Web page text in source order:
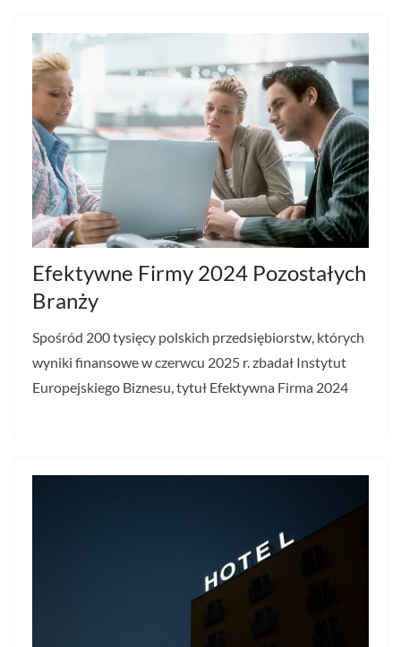
Efektywne Firmy 2024 Pozostałych
Branży
Spośród 200 tysięcy polskich przedsiębiorstw, których
wyniki finansowe w czerwcu 2025 r. zbadał Instytut
Europejskiego Biznesu, tytuł Efektywna Firma 2024